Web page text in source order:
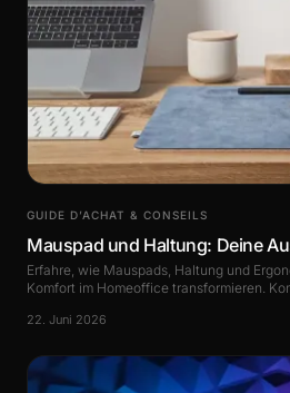
GUIDE D’ACHAT & CONSEILS
Mauspad und Haltung: Deine
Erfahre, wie Mauspads, Haltung und
Komfort im Homeoffice transformieren.
22. Juni 2026